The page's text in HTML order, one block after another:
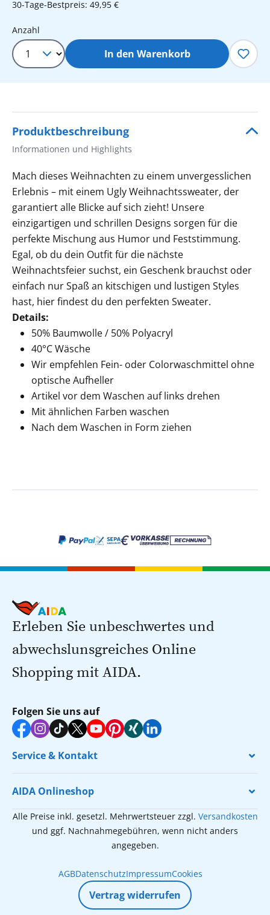
30-Tage-Bestpreis: 49,95 €
Produkt Anzahl: Gib den
Anzahl
In den Warenkorb
Produktbeschreibung
Informationen und Highlights
Mach dieses Weihnachten zu einem unvergesslichen
Erlebnis – mit einem Ugly Weihnachtssweater, der
garantiert alle Blicke auf sich zieht! Unsere
einzigartigen und schrillen Designs sorgen für die
perfekte Mischung aus Humor und Feststimmung.
Egal, ob du dein Outfit für die nächste
Weihnachtsfeier suchst, ein Geschenk brauchst oder
einfach nur Spaß an kitschigen und lustigen Styles
hast, hier findest du den perfekten Sweater.
Details:
50% Baumwolle / 50% Polyacryl
40°C Wäsche
Wir empfehlen Fein- oder Colorwaschmittel ohne
optische Aufheller
Artikel vor dem Waschen auf links drehen
Mit ähnlichen Farben waschen
Nach dem Waschen in Form ziehen
Erleben Sie unbeschwertes und
abwechslunsgreiches Online
Shopping mit AIDA.
Folgen Sie uns auf
Service & Kontakt
AIDA Onlineshop
Alle Preise inkl. gesetzl. Mehrwertsteuer zzgl. Versandkosten
und ggf. Nachnahmegebühren, wenn nicht anders
angegeben.
AGBDatenschutzImpressumCookies
Vertrag widerrufen